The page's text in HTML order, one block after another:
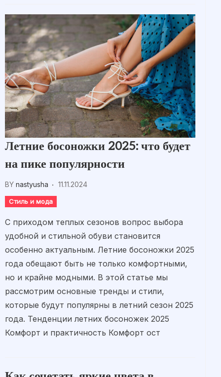
Летние босоножки 2025: что будет
на пике популярности
BY nastyusha 11.11.2024
Стиль и мода
С приходом теплых сезонов вопрос выбора
удобной и стильной обуви становится
особенно актуальным. Летние босоножки 2025
года обещают быть не только комфортными,
но и крайне модными. В этой статье мы
рассмотрим основные тренды и стили,
которые будут популярны в летний сезон 2025
года. Тенденции летних босоножек 2025
Комфорт и практичность Комфорт ост